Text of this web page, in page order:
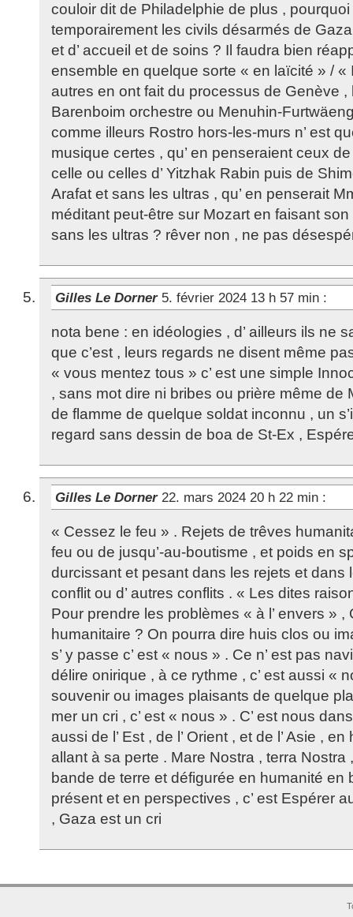
couloir dit de Philadelphie de plus ,
temporairement les civils désarmés de
et d’ accueil et de soins ? Il faudra bien
ensemble en quelque sorte « en laïcité » / «
autres en ont fait du processus de Genève ,
Barenboim orchestre ou Menuhin-
comme illeurs Rostro hors-les-murs n’ est
musique certes , qu’ en penseraient ceux
celle ou celles d’ Yitzhak Rabin puis de
Arafat et sans les ultras , qu’ en penserait
méditant peut-être sur Mozart en faisant
sans les ultras ? rêver non , ne pas
Gilles Le Dorner 5. février 2024 13 h 57 min :
nota bene : en idéologies , d’ ailleurs ils ne
que c’est , leurs regards ne disent même
« vous mentez tous » c’ est une simple
, sans mot dire ni bribes ou prière même de
de flamme de quelque soldat inconnu , un
regard sans dessin de boa de St-Ex ,
Gilles Le Dorner 22. mars 2024 20 h 22 min :
« Cessez le feu » . Rejets de trêves
feu ou de jusqu’-au-boutisme , et poids en
durcissant et pesant dans les rejets et dans
conflit ou d’ autres conflits . « Les dites
Pour prendre les problèmes « à l’ envers »
humanitaire ? On pourra dire huis clos ou
s’ y passe c’ est « nous » . Ce n’ est pas
délire onirique , à ce rythme , c’ est aussi «
souvenir ou images plaisants de quelque
mer un cri , c’ est « nous » . C’ est nous
aussi de l’ Est , de l’ Orient , et de l’ Asie ,
allant à sa perte . Mare Nostra , terra Nostra
bande de terre et défigurée en humanité en
présent et en perspectives , c’ est Espérer
, Gaza est un cri